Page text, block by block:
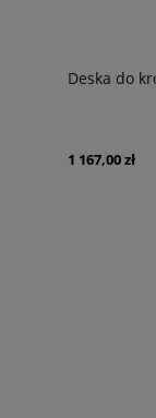
Deska do
1 167,00 zł